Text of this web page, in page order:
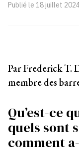
Publié le 18 juillet
Par Frederick T.
membre des
Qu’est-ce
quels sont
comment